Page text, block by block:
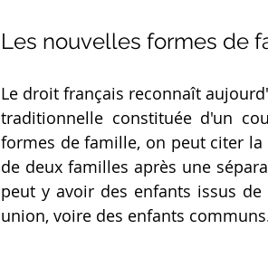
Les nouvelles formes de
Le droit français reconnaît
traditionnelle constituée d'un
formes de famille, on peut citer
de deux familles après une
peut y avoir des enfants issus
union, voire des enfants